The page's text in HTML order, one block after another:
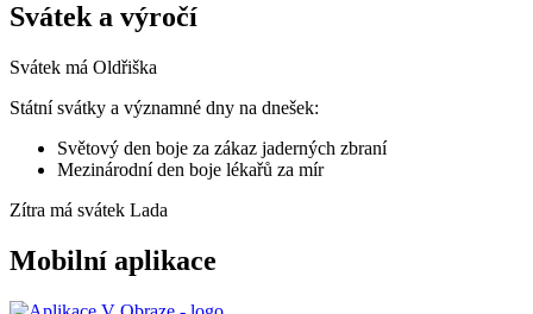
Svátek a výročí
Svátek má Oldřiška
Státní svátky a významné dny na dnešek:
Světový den boje za zákaz jaderných zbraní
Mezinárodní den boje lékařů za mír
Zítra má svátek Lada
Mobilní aplikace